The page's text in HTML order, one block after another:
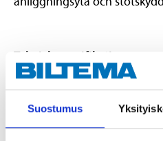
Suostumus
Teknisk specifikation